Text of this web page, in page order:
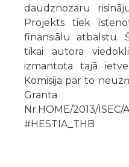
daudznozaru
Projekts tiek
finansiālu atbalstu.
tikai autora
izmantota tajā
Komisija par to
Nr.HOME/2013/
#HESTIA_THB